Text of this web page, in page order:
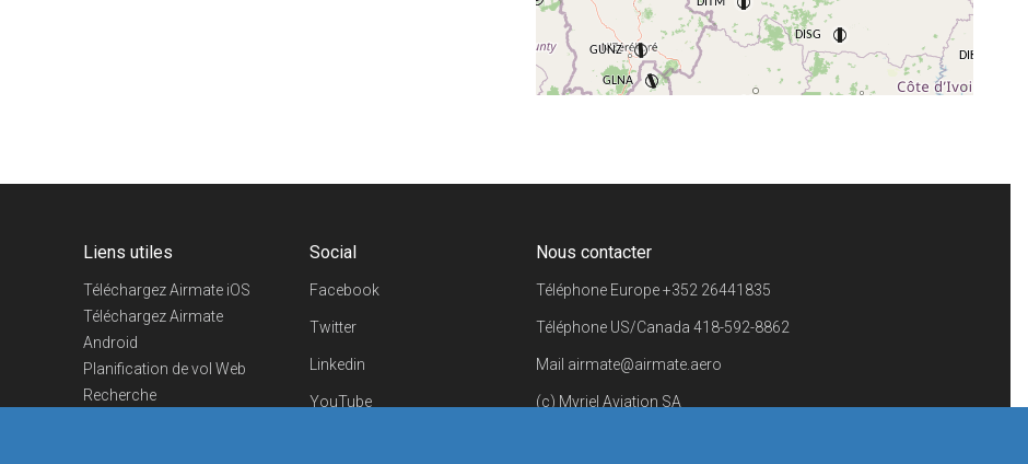
©OpenStreetMapcontributors.
Liens utiles
Téléchargez Airmate iOS
Téléchargez Airmate
Android
Planification de vol Web
Recherche
Social
Facebook
Twitter
Linkedin
YouTube
Nous contacter
Téléphone Europe+352 26441835
Téléphone US/Canada 418-592-8862
Mail airmate@airmate.aero
(c) Myriel Aviation SA